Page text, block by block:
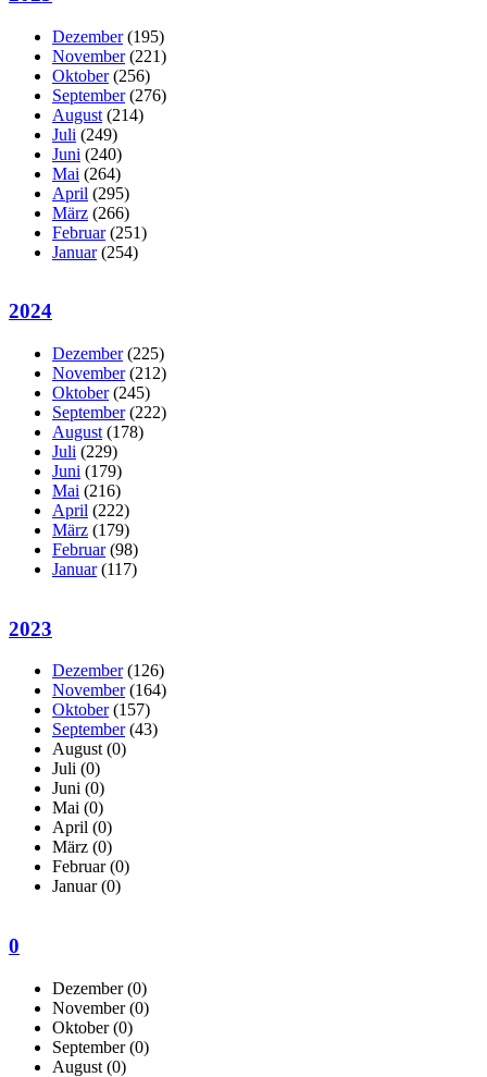
Dezember (195)
November (221)
Oktober (256)
September (276)
August (214)
Juli (249)
Juni (240)
Mai (264)
April (295)
März (266)
Februar (251)
Januar (254)
2024
Dezember (225)
November (212)
Oktober (245)
September (222)
August (178)
Juli (229)
Juni (179)
Mai (216)
April (222)
März (179)
Februar (98)
Januar (117)
2023
Dezember (126)
November (164)
Oktober (157)
September (43)
August(0)
Juli (0)
Juni (0)
Mai (0)
April (0)
März (0)
Februar(0)
Januar(0)
0
Dezember(0)
November(0)
Oktober(0)
September(0)
August (0)